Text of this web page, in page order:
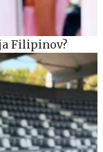
Filipinov?